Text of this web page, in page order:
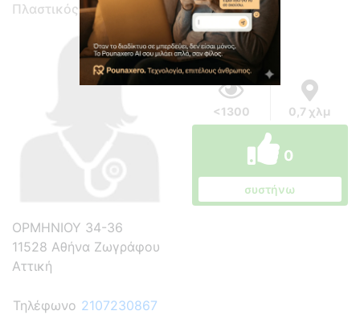
Πλαστικός Χειρουργός
<1300 0,7 χλμ
0
συστήνω
ΟΡΜΗΝΙΟΥ 34-36
11528 Αθήνα Ζωγράφου
Αττική
Τηλέφωνο 2107230867